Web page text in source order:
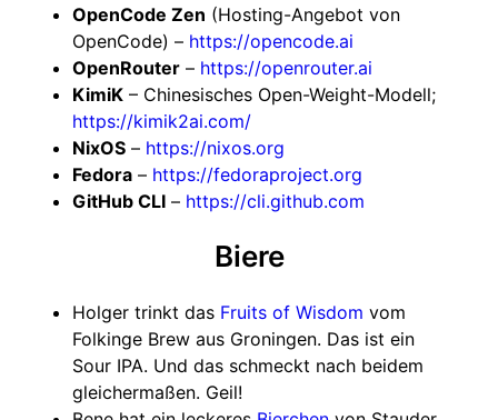
OpenCode Zen (Hosting-Angebot von
OpenCode) – https://opencode.ai
OpenRouter – https://openrouter.ai
KimiK – Chinesisches Open-Weight-Modell;
https://kimik2ai.com/
NixOS – https://nixos.org
Fedora – https://fedoraproject.org
GitHub CLI – https://cli.github.com
Biere
Holger trinkt das Fruits of Wisdom vom
Folkinge Brew aus Groningen. Das ist ein
Sour IPA. Und das schmeckt nach beidem
gleichermaßen. Geil!